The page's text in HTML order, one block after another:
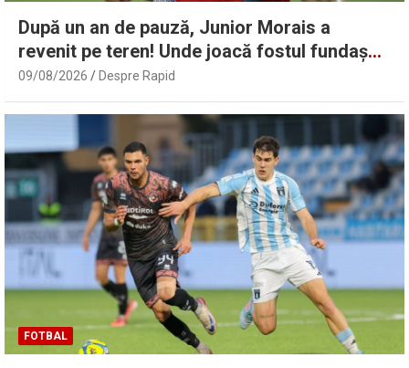
După un an de pauză, Junior Morais a
revenit pe teren! Unde joacă fostul fundaș
de la FCSB | Sport.ro
09/08/2026 Despre Rapid
FOTBAL